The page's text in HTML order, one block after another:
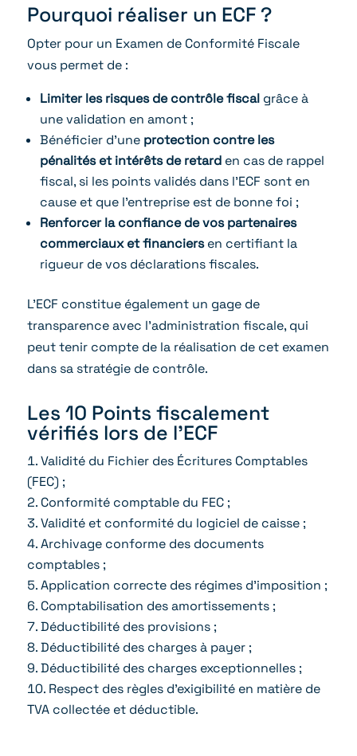
Pourquoi réaliser un ECF ?
Opter pour un Examen de Conformité Fiscale
vous permet de :
Limiter les risques de contrôle fiscalgrâce à
une validation en amont ;
Bénéficier d’uneprotection contre les
pénalités et intérêts de retarden cas de rappel
fiscal, si les points validés dans l’ECF sont en
cause et que l’entreprise est de bonne foi ;
Renforcer la confiance de vos partenaires
commerciaux et financiersen certifiant la
rigueur de vos déclarations fiscales.
L’ECF constitue également un gage de
transparence avec l’administration fiscale, qui
peut tenir compte de la réalisation de cet examen
dans sa stratégie de contrôle.
Les 10 Points fiscalement
vérifiés lors de l’ECF
Validité du Fichier des Écritures Comptables
(FEC) ;
Conformité comptable du FEC ;
Validité et conformité du logiciel de caisse ;
Archivage conforme des documents
comptables ;
Application correcte des régimes d’imposition ;
Comptabilisation des amortissements ;
Déductibilité des provisions ;
Déductibilité des charges à payer ;
Déductibilité des charges exceptionnelles ;
Respect des règles d’exigibilité en matière de
TVA collectée et déductible.